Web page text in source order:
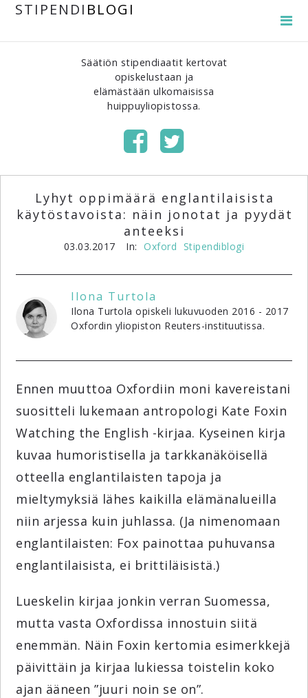
STIPENDI BLOGI
Säätiön stipendiaatit kertovat
opiskelustaan ja
elämästään ulkomaisissa
huippuyliopistossa.
Lyhyt oppimäärä englantilaisista
käytöstavoista: näin jonotat ja pyydät
anteeksi
03.03.2017 In: Oxford Stipendiblogi
Ilona Turtola
Ilona Turtola opiskeli lukuvuoden 2016 - 2017
Oxfordin yliopiston Reuters-instituutissa.
Ennen muuttoa Oxfordiin moni kavereistani
suositteli lukemaan antropologi Kate Foxin
Watching the English -kirjaa. Kyseinen kirja
kuvaa humoristisella ja tarkkanäköisellä
otteella englantilaisten tapoja ja
mieltymyksiä lähes kaikilla elämänalueilla
niin arjessa kuin juhlassa. (Ja nimenomaan
englantilaisten: Fox painottaa puhuvansa
englantilaisista, ei brittiläisistä.)
Lueskelin kirjaa jonkin verran Suomessa,
mutta vasta Oxfordissa innostuin siitä
enemmän. Näin Foxin kertomia esimerkkejä
päivittäin ja kirjaa lukiessa toistelin koko
ajan ääneen ”juuri noin se on”.